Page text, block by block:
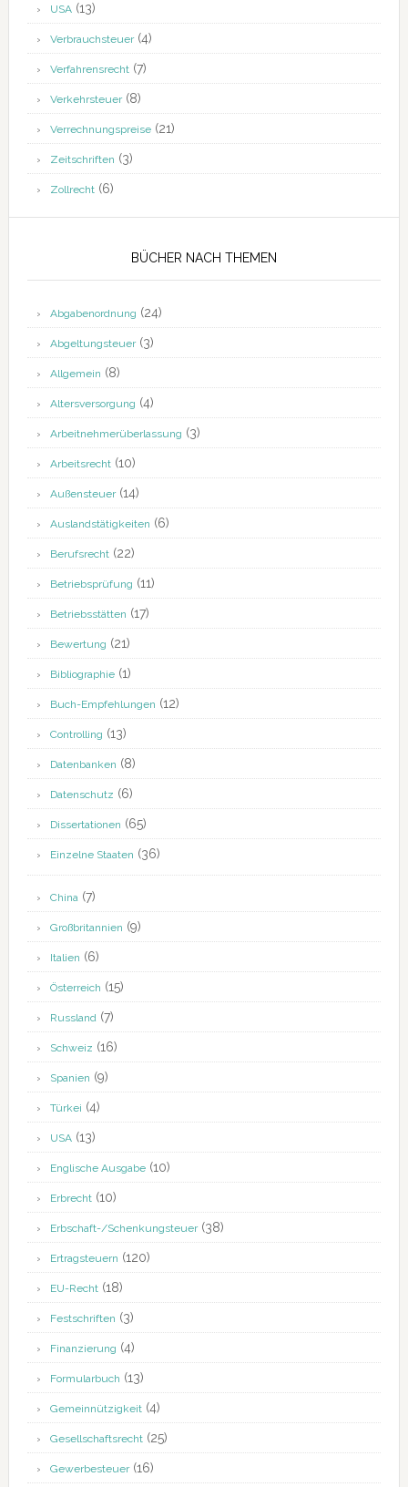
USA(13)
Verbrauchsteuer(4)
Verfahrensrecht(7)
Verkehrsteuer(8)
Verrechnungspreise(21)
Zeitschriften (3)
Zollrecht(6)
BÜCHER NACH THEMEN
Abgabenordnung (24)
Abgeltungsteuer(3)
Allgemein (8)
Altersversorgung (4)
Arbeitnehmerüberlassung (3)
Arbeitsrecht(10)
Außensteuer(14)
Auslandstätigkeiten (6)
Berufsrecht(22)
Betriebsprüfung (11)
Betriebsstätten (17)
Bewertung (21)
Bibliographie(1)
Buch-Empfehlungen (12)
Controlling (13)
Datenbanken (8)
Datenschutz (6)
Dissertationen (65)
Einzelne Staaten (36)
China(7)
Großbritannien (9)
Italien (6)
Österreich (15)
Russland(7)
Schweiz (16)
Spanien (9)
Türkei (4)
USA(13)
Englische Ausgabe(10)
Erbrecht(10)
Erbschaft-/Schenkungsteuer(38)
Ertragsteuern (120)
EU-Recht(18)
Festschriften (3)
Finanzierung (4)
Formularbuch (13)
Gemeinnützigkeit(4)
Gesellschaftsrecht(25)
Gewerbesteuer(16)